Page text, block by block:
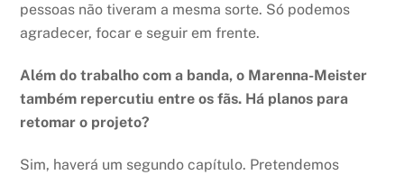
pessoas não tiveram a mesma sorte. Só podemos
agradecer, focar e seguir em frente.
Além do trabalho com a banda, o Marenna-Meister
também repercutiu entre os fãs. Há planos para
retomar o projeto?
Sim, haverá um segundo capítulo. Pretendemos